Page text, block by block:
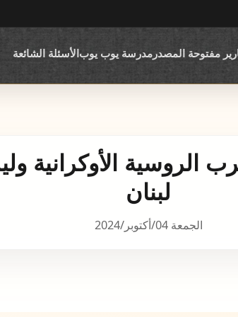
مفتوحة المصدر مدرسة يوب يوبالأسئلة الشائعة
الروسية الأوكرانية
لبنان
الجمعة 04/أكتوبر/2024